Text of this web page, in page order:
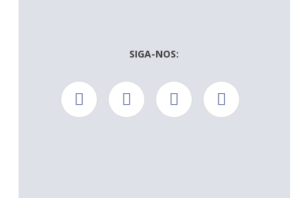
SIGA-NOS: